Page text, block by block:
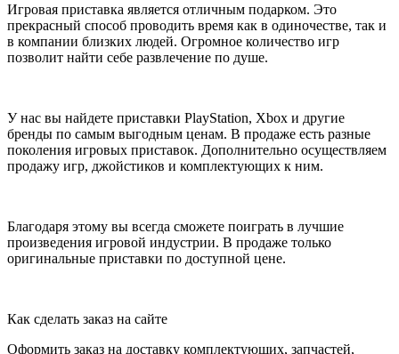
Игровая приставка является отличным подарком. Это
прекрасный способ проводить время как в одиночестве, так и
в компании близких людей. Огромное количество игр
позволит найти себе развлечение по душе.
У нас вы найдете приставки PlayStation, Xbox и другие
бренды по самым выгодным ценам. В продаже есть разные
поколения игровых приставок. Дополнительно осуществляем
продажу игр, джойстиков и комплектующих к ним.
Благодаря этому вы всегда сможете поиграть в лучшие
произведения игровой индустрии. В продаже только
оригинальные приставки по доступной цене.
Как сделать заказ на сайте
Оформить заказ на доставку комплектующих, запчастей,